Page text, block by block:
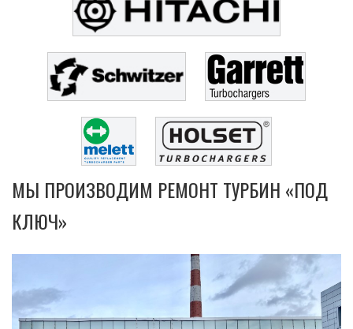
МЫ ПРОИЗВОДИМ РЕМОНТ ТУРБИН «ПОД
КЛЮЧ»